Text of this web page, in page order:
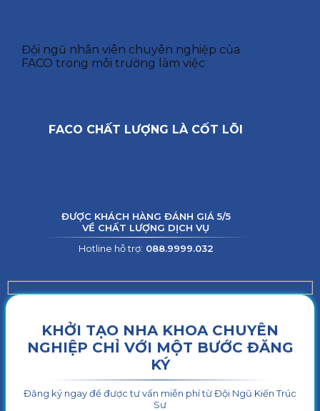
Đội ngũ nhân viên chuyên nghiệp của
FACO trong môi trường làm việc
FACO CHẤT LƯỢNG LÀ CỐT LÕI
ĐƯỢC KHÁCH HÀNG ĐÁNH GIÁ 5/5
VỀ CHẤT LƯỢNG DỊCH VỤ
Hotline hỗ trợ: 088.9999.032
KHỞI TẠO NHA KHOA CHUYÊN
NGHIỆP CHỈ VỚI MỘT BƯỚC ĐĂNG
KÝ
Đăng ký ngay để được tư vấn miễn phí từ Đội Ngũ Kiến Trúc
Sư